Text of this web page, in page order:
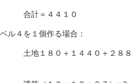
４１０
ル４を１個作る場合：
＋１４４０＋２８８